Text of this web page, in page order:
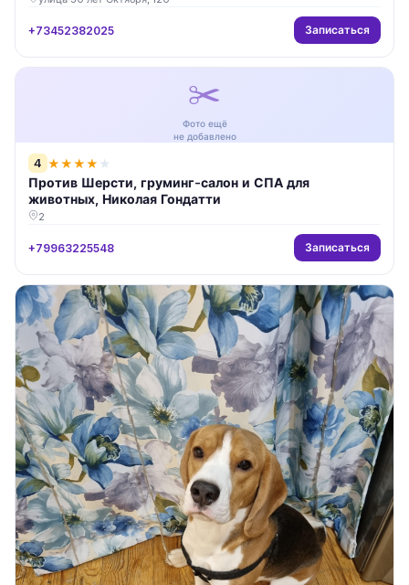
+73452382025 Записаться
✂️
Фото ещё
не добавлено
4 ★★★★ ★
Против Шерсти, груминг-салон и СПА для
животных, Николая Гондатти
2
+79963225548 Записаться